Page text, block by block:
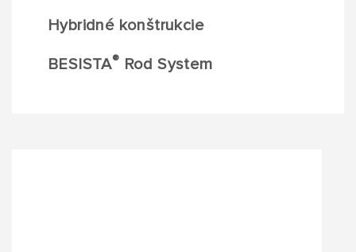
Hybridné konštrukcie
BESISTA® Rod System